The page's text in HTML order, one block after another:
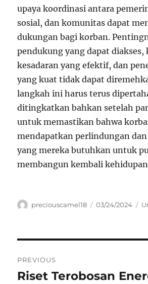
upaya koordinasi antara
sosial, dan komunitas dapat
dukungan bagi korban.
pendukung yang dapat diakses,
kesadaran yang efektif, dan
yang kuat tidak dapat
langkah ini harus terus
ditingkatkan bahkan setelah
untuk memastikan bahwa
mendapatkan perlindungan
yang mereka butuhkan untuk
membangun kembali
Author
preciouscamel18
Posted
03/24/2024
pos
PREVIOUS
Previous
Riset Terobosan